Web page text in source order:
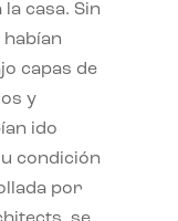
casa. Sin
capas de
y
ido
condición
por